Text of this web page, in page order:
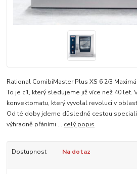
Rational ComibiMaster Plus XS 6 2/3
To je cíl, který sledujeme již více než 40 let.
konvektomatu, který vyvolal revoluci v
Od té doby jdeme důsledně cestou
výhradně přáními ... celý popis
Dostupnost Na dotaz